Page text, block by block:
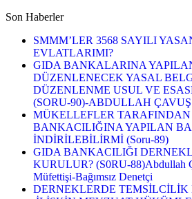
Son Haberler
SMMM’LER 3568 SAYILI
EVLATLARIMI?
GIDA BANKALARINA
DÜZENLENECEK YASAL
DÜZENLENME USUL VE
(SORU-90)-ABDULLAH ÇAVUŞ
MÜKELLEFLER
BANKACILIĞINA YAPILAN
İNDİRİLEBİLİRMİ (Soru-89)
GIDA BANKACILIĞI
KURULUR? (S0RU-88)Abdullah
Müfettişi-Bağımsız Denetçi
DERNEKLERDE